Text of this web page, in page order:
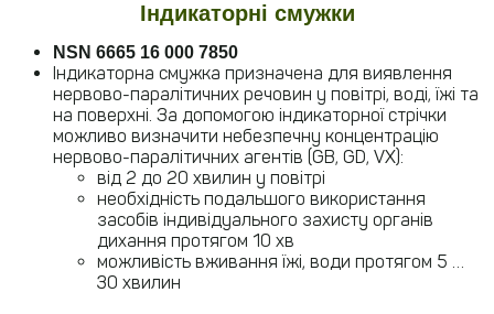
Індикаторні смужки
NSN 6665 16 000 7850
Індикаторна смужка призначена для виявлення
нервово-паралітичних речовин у повітрі, воді, їжі та
на поверхні. За допомогою індикаторної стрічки
можливо визначити небезпечну концентрацію
нервово-паралітичних агентів (GB, GD, VX):
від 2 до 20 хвилин у повітрі
необхідність подальшого використання
засобів індивідуального захисту органів
дихання протягом 10 хв
можливість вживання їжі, води протягом 5 …
30 хвилин